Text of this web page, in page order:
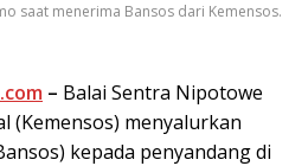
saat menerima Bansos dari Kemensos.
– Balai Sentra Nipotowe
(Kemensos) menyalurkan
kepada penyandang di